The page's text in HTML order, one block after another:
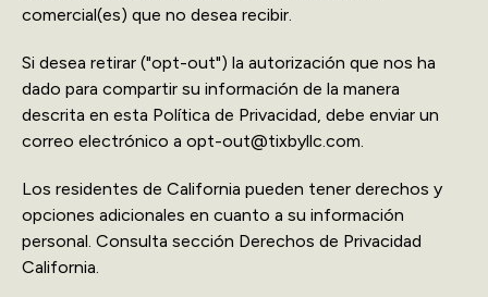
comercial(es) que no desea recibir.
Si desea retirar ("opt-out") la autorización que nos ha
dado para compartir su información de la manera
descrita en esta Política de Privacidad, debe enviar un
correo electrónico a opt-out@tixbyllc.com.
Los residentes de California pueden tener derechos y
opciones adicionales en cuanto a su información
personal. Consulta sección Derechos de Privacidad
California.